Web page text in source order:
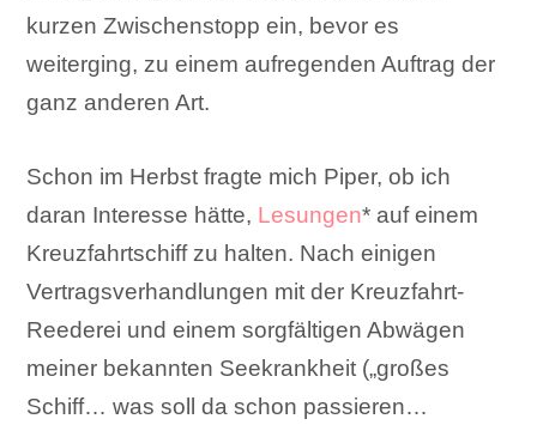
kurzen Zwischenstopp ein, bevor es
weiterging, zu einem aufregenden Auftrag der
ganz anderen Art.
Schon im Herbst fragte mich Piper, ob ich
daran Interesse hätte, Lesungen* auf einem
Kreuzfahrtschiff zu halten. Nach einigen
Vertragsverhandlungen mit der Kreuzfahrt-
Reederei und einem sorgfältigen Abwägen
meiner bekannten Seekrankheit („großes
Schiff… was soll da schon passieren…